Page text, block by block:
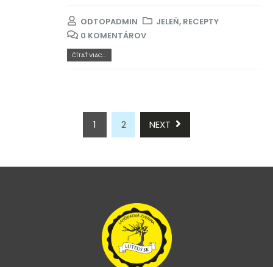
ODTOPADMIN JELEŇ, RECEPTY
0 KOMENTÁROV
ČÍTAŤ VIAC...
1 2 NEXT